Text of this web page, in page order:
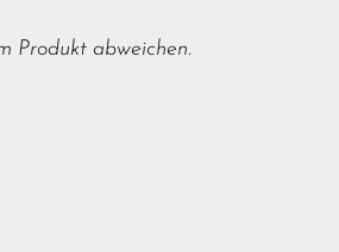
Produkt abweichen.